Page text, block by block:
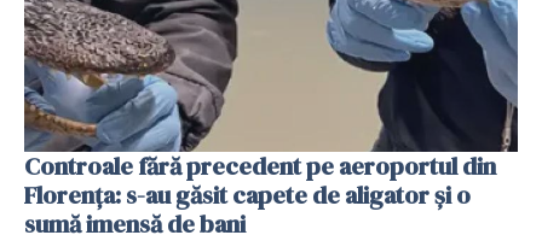
Controale fără precedent pe aeroportul din
Florența: s-au găsit capete de aligator și o
sumă imensă de bani